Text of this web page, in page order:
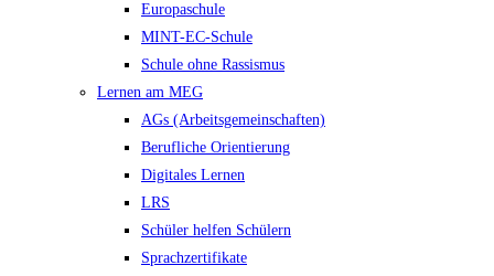
Europaschule
MINT-EC-Schule
Schule ohne Rassismus
Lernen am MEG
AGs (Arbeitsgemeinschaften)
Berufliche Orientierung
Digitales Lernen
LRS
Schüler helfen Schülern
Sprachzertifikate